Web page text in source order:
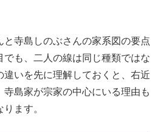
と寺島しのぶさんの家系図の要点
でも、二人の線は同じ種類ではな
違いを先に理解しておくと、右近
寺島家が宗家の中心にいる理由も
ます。